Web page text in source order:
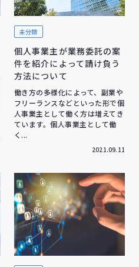
未分類
個人事業主が業務委託の案
件を紹介によって請け負う
方法について
働き方の多様化によって、副業や
フリーランスなどといった形で個
人事業主として働く方は増えてき
ています。個人事業主として働
く...
2021.09.11